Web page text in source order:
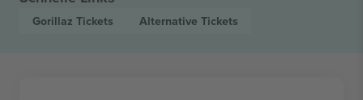
Gorillaz Tickets Alternative Tickets